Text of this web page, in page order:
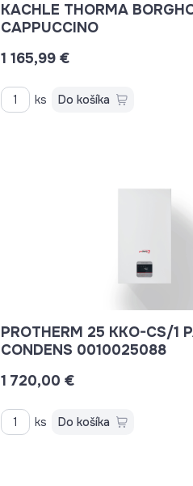
KACHLE THORMA
CAPPUCCINO
1 165,99 €
ks Do košíka
PROTHERM 25 KKO-CS/1
CONDENS 0010025088
1 720,00 €
ks Do košíka